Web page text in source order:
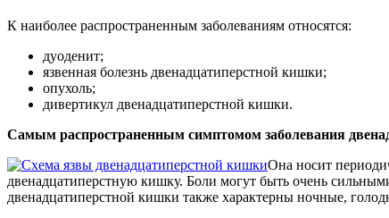
К наиболее распространенным заболеваниям относятся:
дуоденит;
язвенная болезнь двенадцатиперстной кишки;
опухоль;
дивертикул двенадцатиперстной кишки.
Самым распространенным симптомом заболевания
Она носит
двенадцатиперстную кишку. Боли могут быть очень
двенадцатиперстной кишки также характерны ночные,